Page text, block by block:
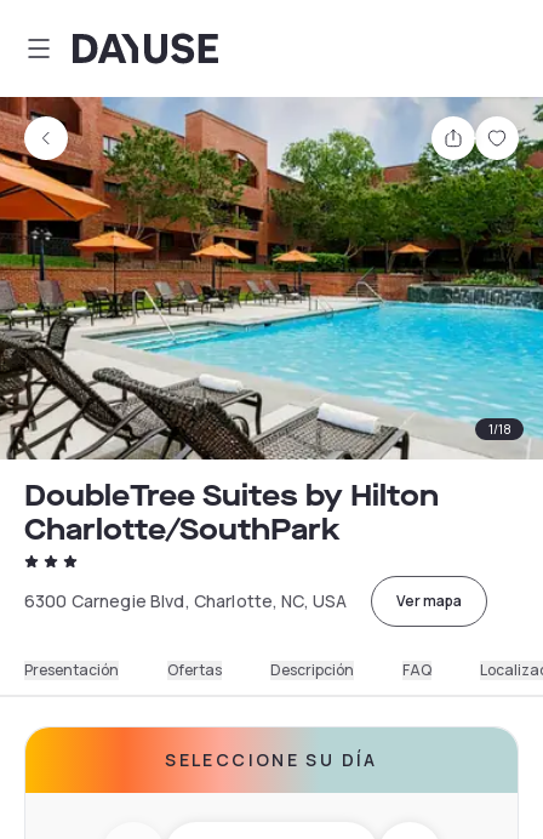
Dayuse
1/18
DoubleTree Suites by Hilton
Charlotte/SouthPark
6300 Carnegie Blvd, Charlotte, NC, USA Ver mapa
Presentación Ofertas Descripción FAQ
SELECCIONE SU DÍA